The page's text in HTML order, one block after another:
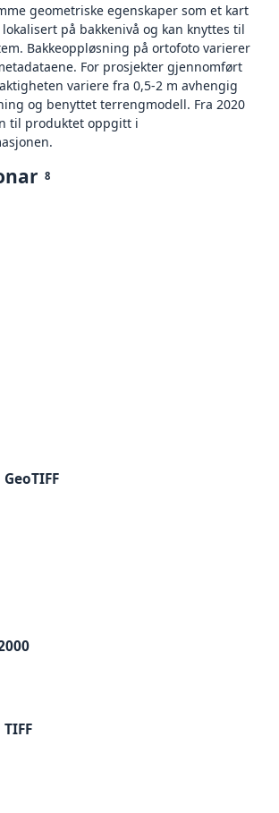
geometriske egenskaper som et kart
på bakkenivå og kan knyttes til
Bakkeoppløsning på ortofoto varierer
For prosjekter gjennomført
variere fra 0,5-2 m avhengig
og benyttet terrengmodell. Fra 2020
til produktet oppgitt i
8